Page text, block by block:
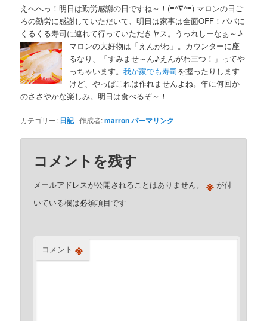
えへへっ！明日は勤労感謝の日ですね～！(≡^∇^≡) マロンの日ご
ろの勤労に感謝していただいて、明日は家事は全面OFF！パパに
くるくる寿司に連れて行っていただきヤス。うっれしーなぁ～♪
マロンの大好物は「えんがわ」。カウンターに座
るなり、「すみませ～ん♪えんがわ三つ！」ってや
っちゃいます。我が家でも寿司を握ったりします
けど、やっぱこれは作れませんよね。年に何回か
のささやかな楽しみ。明日は食べるぞ～！
カテゴリー: 日記作成者:marronパーマリンク
コメントを残す
メールアドレスが公開されることはありません。 ※ が付
いている欄は必須項目です
コメント ※